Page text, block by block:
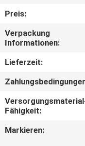
SIE
UNS
ANGEBOT
Preis:
Verpackung
Informationen:
Lieferzeit:
Fähigkeit:
Markieren: